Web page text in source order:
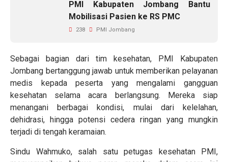
PMI Kabupaten Jombang Bantu
Mobilisasi Pasien ke RS PMC
238 PMI Jombang
Sebagai bagian dari tim kesehatan, PMI Kabupaten
Jombang bertanggung jawab untuk memberikan pelayanan
medis kepada peserta yang mengalami gangguan
kesehatan selama acara berlangsung. Mereka siap
menangani berbagai kondisi, mulai dari kelelahan,
dehidrasi, hingga potensi cedera ringan yang mungkin
terjadi di tengah keramaian.
Sindu Wahmuko, salah satu petugas kesehatan PMI,